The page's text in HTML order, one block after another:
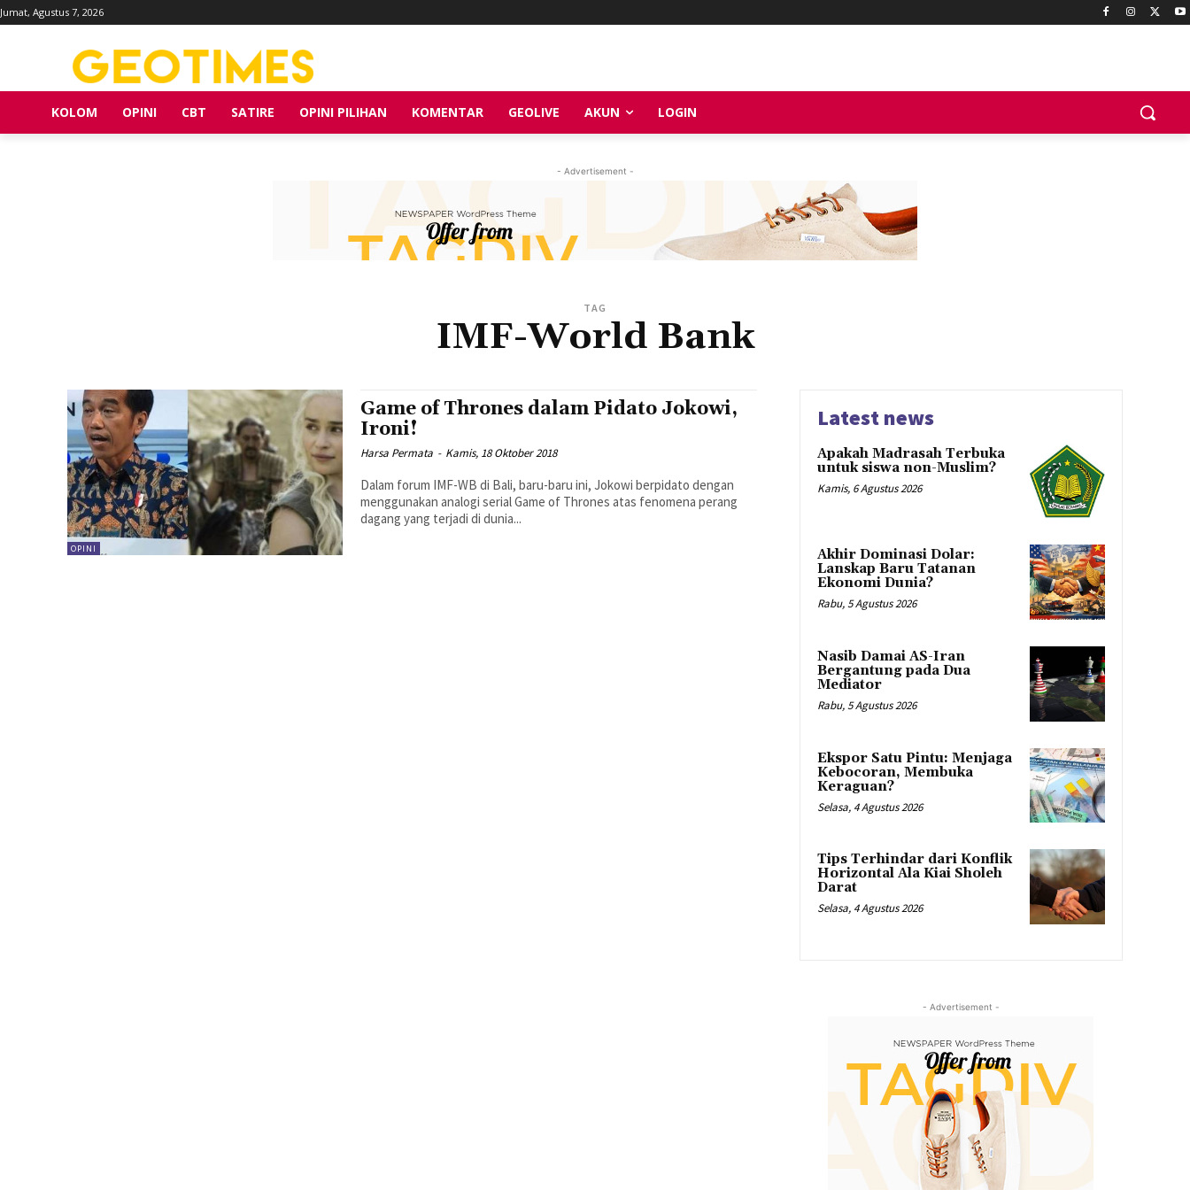
Jumat, Agustus 7, 2026
KOLOM OPINI CBT SATIRE OPINI PILIHAN KOMENTAR GEOLIVE AKUN LOGIN
- Advertisement -
TAG
IMF-World Bank
OPINI
Game of Thrones dalam Pidato Jokowi,
Ironi!
Harsa Permata - Kamis, 18 Oktober 2018
Dalam forum IMF-WB di Bali, baru-baru ini, Jokowi berpidato dengan
menggunakan analogi serial Game of Thrones atas fenomena perang
dagang yang terjadi di dunia...
Latest news
Apakah Madrasah Terbuka
untuk siswa non-Muslim?
Kamis, 6 Agustus 2026
Akhir Dominasi Dolar:
Lanskap Baru Tatanan
Ekonomi Dunia?
Rabu, 5 Agustus 2026
Nasib Damai AS-Iran
Bergantung pada Dua
Mediator
Rabu, 5 Agustus 2026
Ekspor Satu Pintu: Menjaga
Kebocoran, Membuka
Keraguan?
Selasa, 4 Agustus 2026
Tips Terhindar dari Konflik
Horizontal Ala Kiai Sholeh
Darat
Selasa, 4 Agustus 2026
- Advertisement -